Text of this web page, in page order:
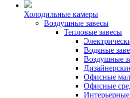
Холодильные камеры
Воздушные завесы
Тепловые завесы
Водяные
Воздушные
Офисные
Офисные
Интерьерные